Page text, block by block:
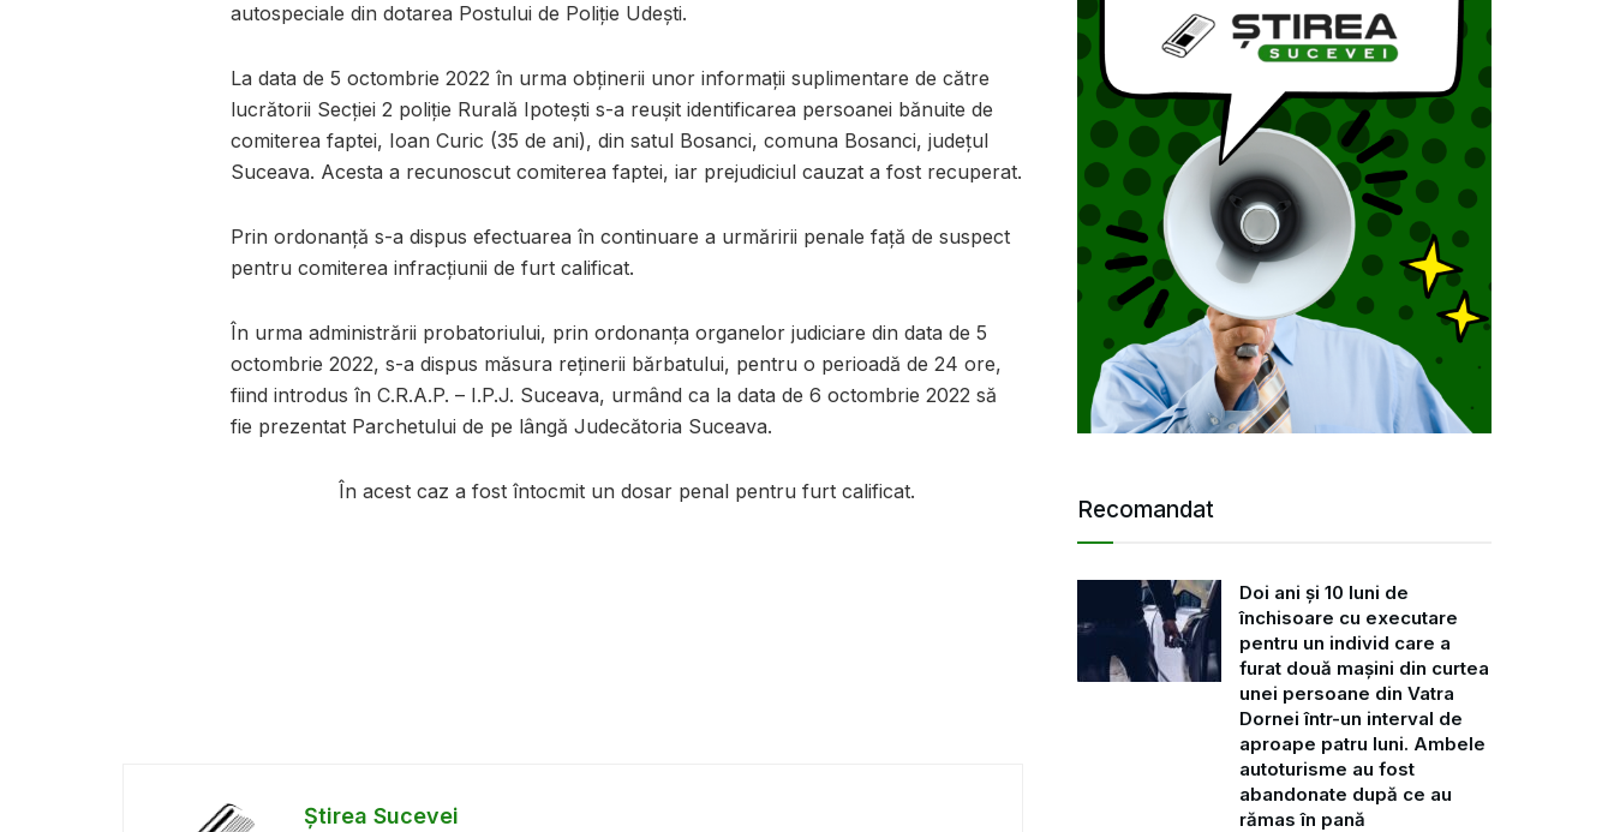
autospeciale din dotarea Postului de Poliție Udești.
La data de 5 octombrie 2022 în urma obținerii unor informații suplimentare de către
lucrătorii Secției 2 poliție Rurală Ipotești s-a reușit identificarea persoanei bănuite de
comiterea faptei, Ioan Curic (35 de ani), din satul Bosanci, comuna Bosanci, județul
Suceava. Acesta a recunoscut comiterea faptei, iar prejudiciul cauzat a fost recuperat.
Prin ordonanță s-a dispus efectuarea în continuare a urmăririi penale față de suspect
pentru comiterea infracțiunii de furt calificat.
În urma administrării probatoriului, prin ordonanța organelor judiciare din data de 5
octombrie 2022, s-a dispus măsura reținerii bărbatului, pentru o perioadă de 24 ore,
fiind introdus în C.R.A.P. – I.P.J. Suceava, urmând ca la data de 6 octombrie 2022 să
fie prezentat Parchetului de pe lângă Judecătoria Suceava.
În acest caz a fost întocmit un dosar penal pentru furt calificat.
Știrea Sucevei
Recomandat
Doi ani și 10 luni de
închisoare cu executare
pentru un individ care a
furat două mașini din curtea
unei persoane din Vatra
Dornei într-un interval de
aproape patru luni. Ambele
autoturisme au fost
abandonate după ce au
rămas în pană